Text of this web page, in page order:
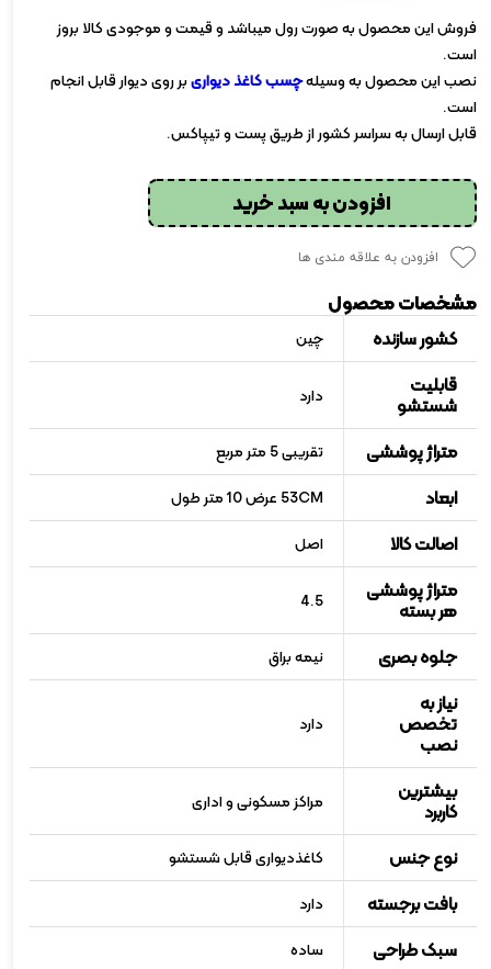
فروش این محصول به صورت رول میباشد و قیمت و موجودی کالا بروز
است.
نصب این محصول به وسیلهچسب کاغذ دیواریبر روی دیوار قابل انجام
است.
قابل ارسال به سراسر کشور از طریق پست و تیپاکس.
افزودن به سبد خرید
افزودن به علاقه مندی ها
مشخصات محصول
کشور سازنده چین
قابلیت
شستشو دارد
متراژ پوششی تقریبی 5 متر مربع
ابعاد 53CM عرض 10 متر طول
اصالت کالا اصل
متراژ پوششی
هر بسته 4.5
جلوه بصری نیمه براق
نیاز به
تخصص
نصب
دارد
بیشترین
کاربرد مراکز مسکونی و اداری
نوع جنس کاغذدیواری قابل شستشو
بافت برجسته دارد
سبک طراحی ساده